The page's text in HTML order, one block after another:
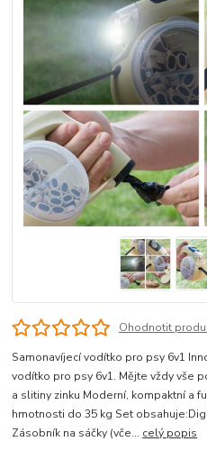
Ohodnotit
Samonavíjecí vodítko pro psy 6v1
vodítko pro psy 6v1. Mějte vždy vše
a slitiny zinku Moderní, kompaktní a
hmotnosti do 35 kg Set
Zásobník na sáčky (vče... celý popis